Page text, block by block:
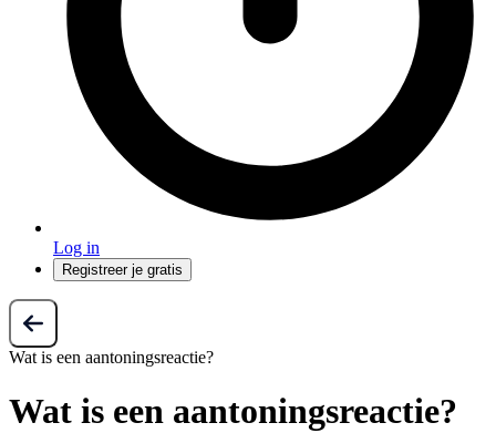
Log in
Registreer je gratis
Wat is een aantoningsreactie?
Wat is een aantoningsreactie?